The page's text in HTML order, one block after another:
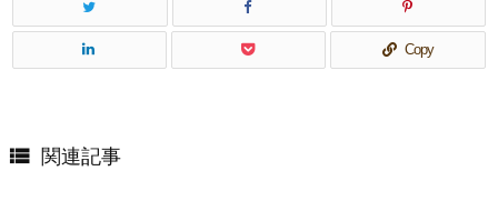
Copy
 関連記事